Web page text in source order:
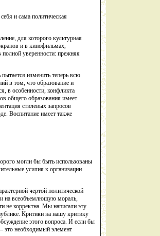
и сама политическая
для которого культурная
и в кинофильмах,
полной уверенности: прежняя
изменить теперь всю
в том, что образование и
в особенности, конфликта
общего образования имеет
стилевых запросов
Воспитание имеет также
могли бы быть использованы
усилия к организации
чертой политической
на всеобъемлющую мораль,
не корректна. Мы написали эту
Критики на нашу критику
этого вопроса. И если бы
это необходимый элемент